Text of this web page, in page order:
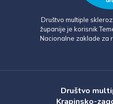
Društvo multiple
županije je korisnik
Nacionalne zaklade za
Društvo
Krapinsko-